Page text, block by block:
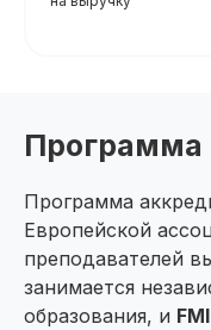
Программа
Программа
Европейской
преподавателей
занимается
образования, и